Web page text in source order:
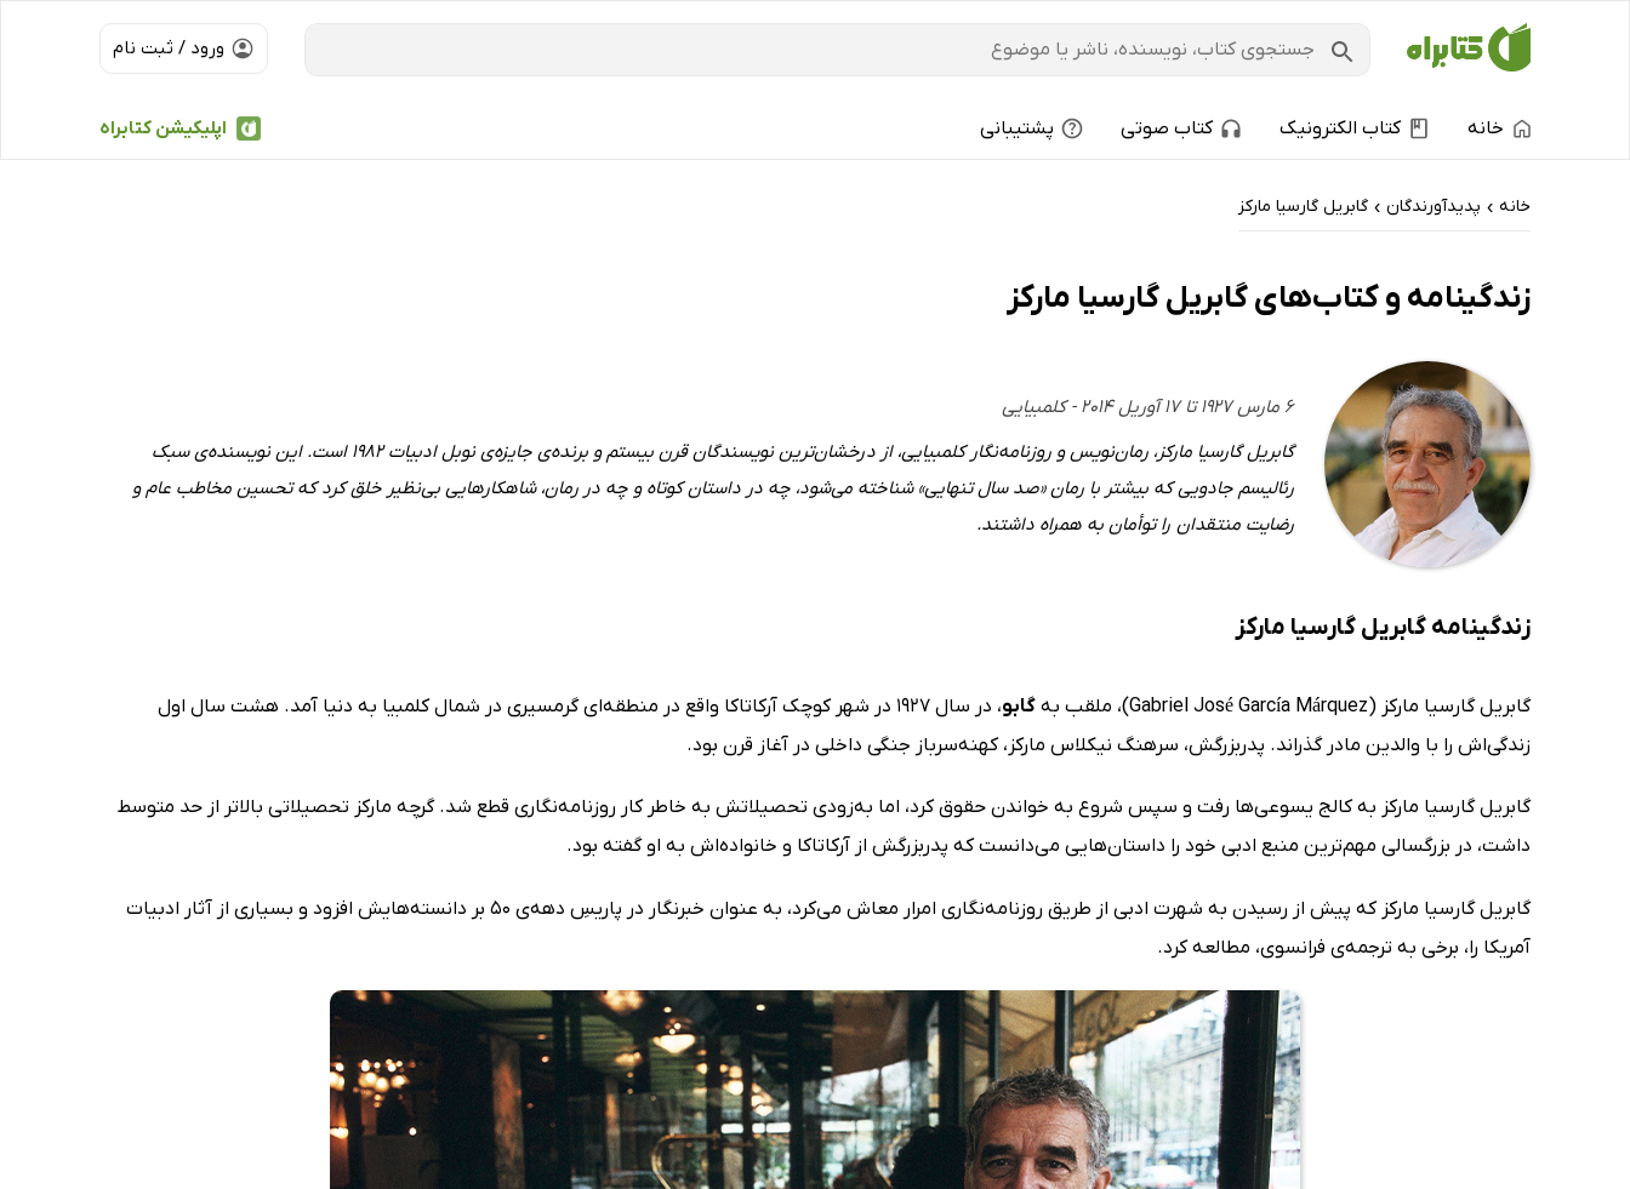
ورود / ثبت نام
اپلیکیشن کتابراه خانه کتاب الکترونیک کتاب صوتی پشتیبانی
خانه › پدیدآورندگان › گابریل گارسیا مارکز
زندگینامه و کتاب‌های گابریل گارسیا مارکز
۶ مارس ۱۹۲۷ تا ۱۷ آوریل ۲۰۱۴ - کلمبیایی
گابریل گارسیا مارکز، رمان‌نویس و روزنامه‌نگار کلمبیایی، از درخشان‌ترین نویسندگان قرن بیستم و برنده‌ی جایزه‌ی نوبل ادبیات 1982 است. این نویسنده‌ی سبک
رئالیسم جادویی که بیشتر با رمان «صد سال تنهایی» شناخته می‌شود، چه در داستان کوتاه و چه در رمان، شاهکارهایی بی‌نظیر خلق کرد که تحسین مخاطب عام و
رضایت منتقدان را توأمان به همراه داشتند.
زندگینامه گابریل گارسیا مارکز
گابریل گارسیا مارکز (Gabriel José García Márquez)، ملقب به گابو
، در سال 1927 در شهر کوچک آرکاتاکا واقع در منطقه‌ای گرمسیری در شمال کلمبیا به دنیا آمد. هشت سال اول
زندگی‌اش را با والدین مادر گذراند. پدربزرگش، سرهنگ نیکلاس مارکز، کهنه‌سرباز جنگی داخلی در آغاز قرن بود.
گابریل گارسیا مارکز به کالج یسوعی‌ها رفت و سپس شروع به خواندن حقوق کرد، اما به‌زودی تحصیلاتش به خاطر کار روزنامه‌نگاری قطع شد. گرچه مارکز تحصیلاتی بالاتر از حد متوسط
داشت، در بزرگسالی مهم‌ترین منبع ادبی خود را داستان‌هایی می‌دانست که پدربزرگش از آرکاتاکا و خانواده‌اش به او گفته بود.
گابریل گارسیا مارکز که پیش از رسیدن به شهرت ادبی از طریق روزنامه‌نگاری امرار معاش می‌کرد، به عنوان خبرنگار در پاریسِ دهه‌ی 50 بر دانسته‌هایش افزود و بسیاری از آثار ادبیات
آمریکا را، برخی به ترجمه‌ی فرانسوی، مطالعه کرد.